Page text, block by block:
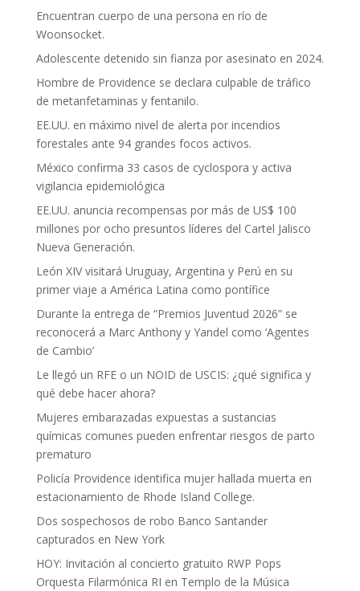
Encuentran cuerpo de una persona en río de
Woonsocket.
Adolescente detenido sin fianza por asesinato en 2024.
Hombre de Providence se declara culpable de tráfico
de metanfetaminas y fentanilo.
EE.UU. en máximo nivel de alerta por incendios
forestales ante 94 grandes focos activos.
México confirma 33 casos de cyclospora y activa
vigilancia epidemiológica
EE.UU. anuncia recompensas por más de US$ 100
millones por ocho presuntos líderes del Cartel Jalisco
Nueva Generación.
León XIV visitará Uruguay, Argentina y Perú en su
primer viaje a América Latina como pontífice
Durante la entrega de “Premios Juventud 2026” se
reconocerá a Marc Anthony y Yandel como ‘Agentes
de Cambio’
Le llegó un RFE o un NOID de USCIS: ¿qué significa y
qué debe hacer ahora?
Mujeres embarazadas expuestas a sustancias
químicas comunes pueden enfrentar riesgos de parto
prematuro
Policía Providence identifica mujer hallada muerta en
estacionamiento de Rhode Island College.
Dos sospechosos de robo Banco Santander
capturados en New York
HOY: Invitación al concierto gratuito RWP Pops
Orquesta Filarmónica RI en Templo de la Música